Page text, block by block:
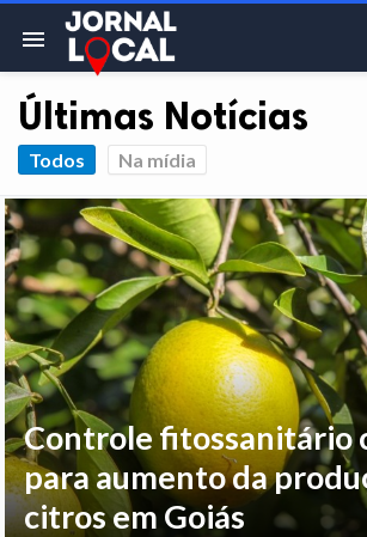
menu
Últimas Notícias
Todos Na mídia
Controle fitossanitário
para aumento da
citros em Goiás